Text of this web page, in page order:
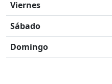
Viernes
Sábado
Domingo